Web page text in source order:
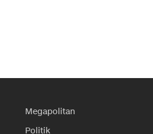
Megapolitan
Politik